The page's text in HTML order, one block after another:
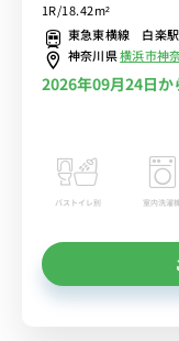
テーブル＆たっぷり
は横浜銀行アイスア
1R/18.42m²
東急東横線 白楽
神奈川県横浜市神
2026年09月24日か
バストイレ別 室内洗濯